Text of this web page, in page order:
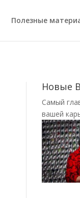
Полезные
Новые
Самый
вашей